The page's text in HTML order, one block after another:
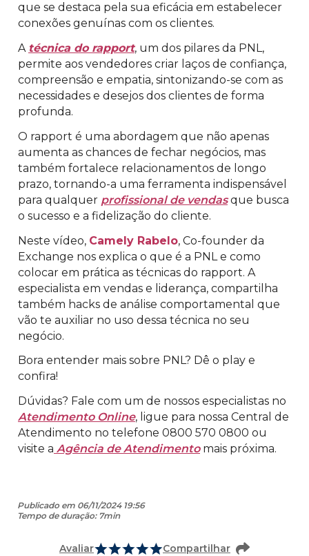
que se destaca pela sua eficácia em estabelecer
conexões genuínas com os clientes.
A técnica do rapport, um dos pilares da PNL,
permite aos vendedores criar laços de confiança,
compreensão e empatia, sintonizando-se com as
necessidades e desejos dos clientes de forma
profunda.
O rapport é uma abordagem que não apenas
aumenta as chances de fechar negócios, mas
também fortalece relacionamentos de longo
prazo, tornando-a uma ferramenta indispensável
para qualquer profissional de vendasque busca
o sucesso e a fidelização do cliente.
Neste vídeo, Camely Rabelo, Co-founder da
Exchange nos explica o que é a PNL e como
colocar em prática as técnicas do rapport. A
especialista em vendas e liderança, compartilha
também hacks de análise comportamental que
vão te auxiliar no uso dessa técnica no seu
negócio.
Bora entender mais sobre PNL? Dê o play e
confira!
Dúvidas? Fale com um de nossos especialistas no
Atendimento Online, ligue para nossa Central de
Atendimento no telefone 0800 570 0800 ou
visite a Agência de Atendimentomais próxima.
Publicado em 06/11/2024 19:56
Tempo de duração: 7min
Avaliar Compartilhar